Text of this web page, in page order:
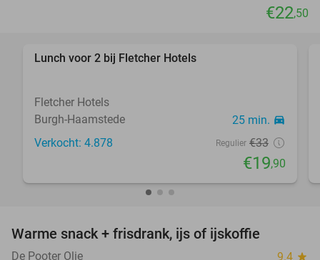
€22,50
Lunch voor 2 bij Fletcher Hotels
Fletcher Hotels
Burgh-Haamstede
25 min. directions_car
Verkocht: 4.878 Regulier €33
€19,90
Warme snack + frisdrank, ijs of ijskoffie
De Pooter Olie 9.4 star